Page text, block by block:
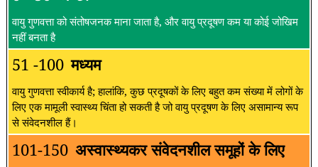
वायु गुणवत्ता को संतोषजनक माना जाता है, और वायु प्रदूषण कम या कोई जोखिम
नहीं बनता है
51 -100 मध्यम
वायु गुणवत्ता स्वीकार्य है; हालांकि, कुछ प्रदूषकों के लिए बहुत कम संख्या में लोगों के
लिए एक मामूली स्वास्थ्य चिंता हो सकती है जो वायु प्रदूषण के लिए असामान्य रूप
से संवेदनशील हैं।
101-150 अस्वास्थ्यकर संवेदनशील समूहों के लिए